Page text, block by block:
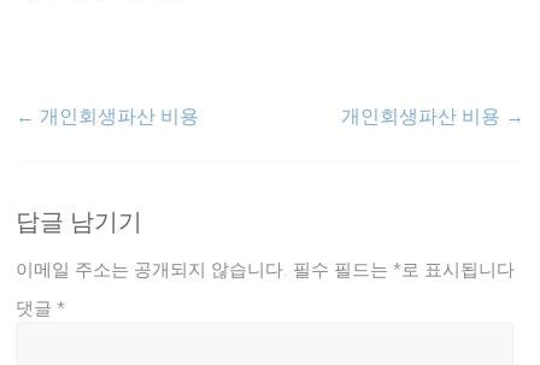
← 개인회생파산 비용 개인회생파산 비용 →
답글 남기기
이메일 주소는 공개되지 않습니다. 필수 필드는*로 표시됩니다
댓글*